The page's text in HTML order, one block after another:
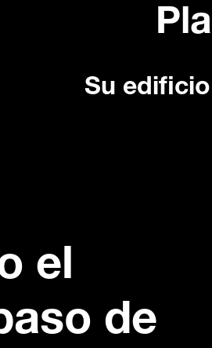
Su
el
de